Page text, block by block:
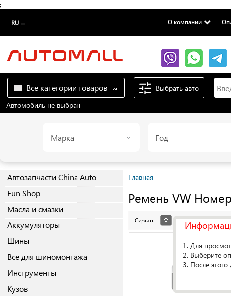
;
RU О компании
Все категории товаров
Выбрать авто
Автомобиль не выбран
Марка Год
Автозапчасти China Auto
Fun Shop
Масла и смазки
Аккумуляторы
Шины
Все для шиномонтажа
Инструменты
Кузов
Главная
Ремень VW
Скрыть
1. Для
2. Выберите
3. После